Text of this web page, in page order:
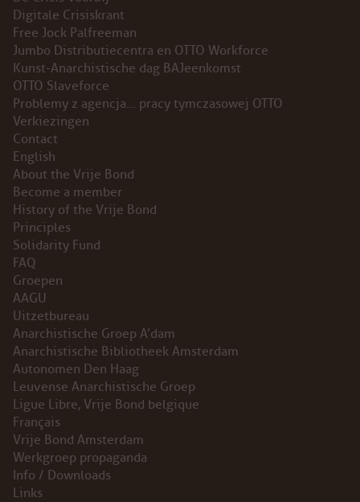
INSTAGRAM
BLUESKY
ENGLISH
ABOUT THE VRIJE BOND
PRINCIPLES
BECOME A MEMBER
SOLIDARITY FUND
HISTORY OF THE VRIJE BOND
FREE ASSOCIATION
Digitale Crisiskrant
Free Jock Palfreeman
Jumbo Distributiecentra en OTTO Workforce
Kunst-Anarchistische dag BAJeenkomst
OTTO Slaveforce
Problemy z agencja… pracy tymczasowej OTTO
Verkiezingen
Contact
English
About the Vrije Bond
Become a member
History of the Vrije Bond
Principles
Solidarity Fund
FAQ
Groepen
AAGU
Uitzetbureau
Anarchistische Groep A’dam
Anarchistische Bibliotheek Amsterdam
Autonomen Den Haag
Leuvense Anarchistische Groep
Ligue Libre, Vrije Bond belgique
Français
Vrije Bond Amsterdam
Werkgroep propaganda
Info / Downloads
Links